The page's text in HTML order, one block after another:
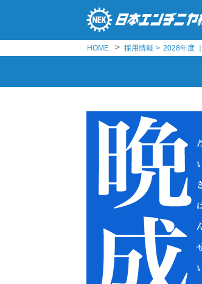
HOME > 採用情報 > 2028年度